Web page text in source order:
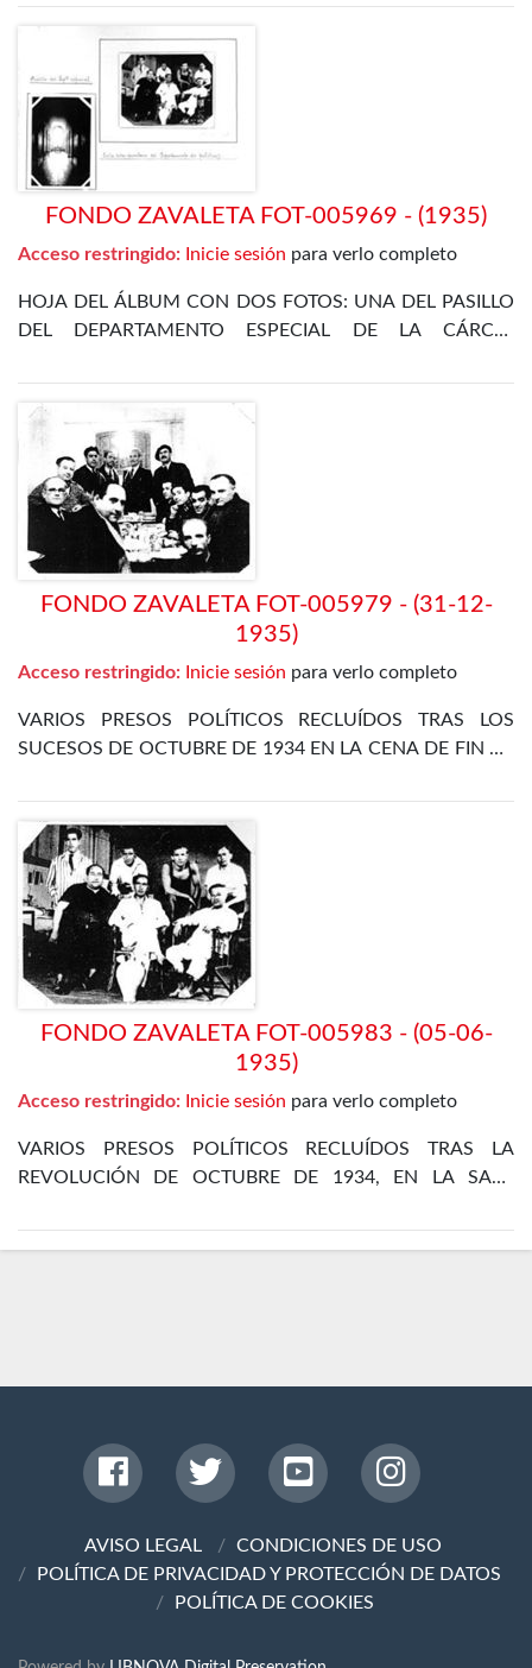
DEPARTAMENTO ESPECIAL, DE 31 DE DICIEMBRE DE
FONDO ZAVALETA FOT-005969 - (1935)
Acceso restringido: Inicie sesión para verlo completo
HOJA DEL ÁLBUM CON DOS FOTOS: UNA DEL PASILLO
DEL DEPARTAMENTO ESPECIAL DE LA CÁRCEL
LA SALA- DORMITORIO DEL DEPARTAMENTO DE
POLÍTICOS DEL 5 DE JULIO DE 1935
FONDO ZAVALETA FOT-005979 - (31-12-
1935)
Acceso restringido: Inicie sesión para verlo completo
VARIOS PRESOS POLÍTICOS RECLUÍDOS TRAS LOS
SUCESOS DE OCTUBRE DE 1934 EN LA CENA DE FIN DE
DE MADRID
FONDO ZAVALETA FOT-005983 - (05-06-
1935)
Acceso restringido: Inicie sesión para verlo completo
VARIOS PRESOS POLÍTICOS RECLUÍDOS TRAS LA
REVOLUCIÓN DE OCTUBRE DE 1934, EN LA SALA
LA CÁRCEL DE MADRID
AVISO LEGAL
CONDICIONES DE USO
POLÍTICA DE PRIVACIDAD Y PROTECCIÓN DE DATOS
POLÍTICA DE COOKIES